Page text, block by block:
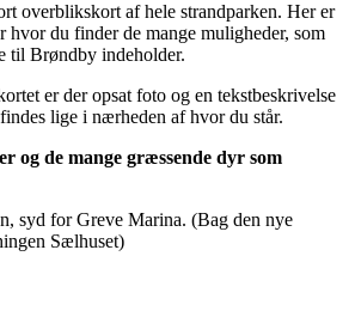
overblikskort af hele strandparken. Her er
hvor du finder de mange muligheder, som
til Brøndby indeholder.
er der opsat foto og en tekstbeskrivelse
lige i nærheden af hvor du står.
og de mange græssende dyr som
syd for Greve Marina. (Bag den nye
Sælhuset)